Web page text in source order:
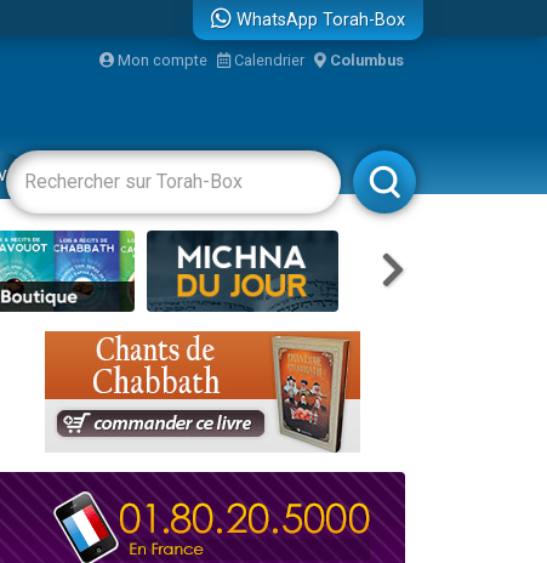
le temps
WhatsApp Torah-Box
Mon compte Calendrier Columbus
Livres Rabbanim